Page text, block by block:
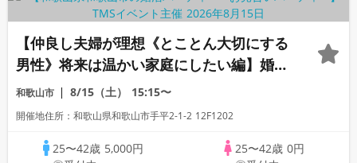
【仲良し夫婦が理想《とことん大切にする
男性》将来は温かい家庭にしたい編】婚活
パーティー・街コン ～真剣な出会い～
和歌山市 8/15（土） 15:15〜
開催地住所：和歌山県和歌山市手平2-1-2 12F1202
25〜42歳 5,000円
25〜42歳 0円